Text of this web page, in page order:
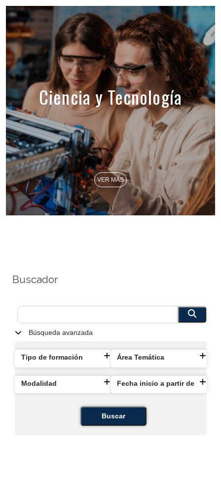
Ciencia y Tecnología
VER MÁS
Buscador
Búsqueda avanzada
Tipo de formación Área Temática
Modalidad Fecha inicio a partir de
Buscar